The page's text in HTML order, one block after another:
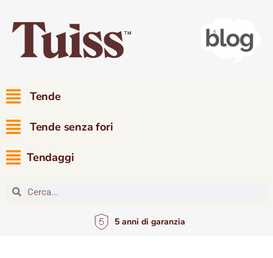
Tende
Tende senza fori
Tendaggi
5 anni di garanzia